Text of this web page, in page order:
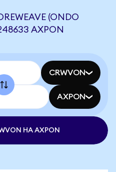
(ONDO
AXPON
CRWVON
AXPON
НА AXPON